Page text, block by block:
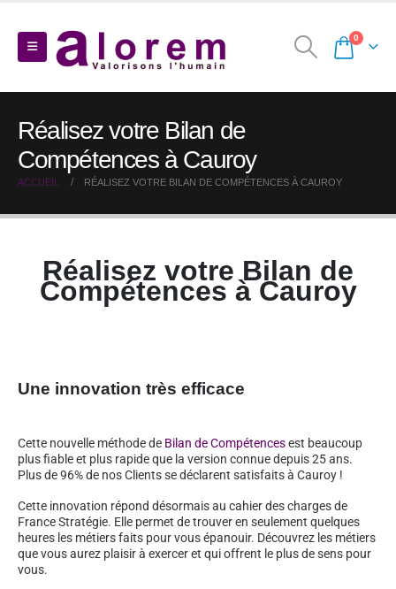
0
Réalisez votre Bilan de
Compétences à Cauroy
ACCUEIL RÉALISEZ VOTRE BILAN DE COMPÉTENCES À CAUROY
Réalisez votre Bilan de
Compétences à Cauroy
Une innovation très efficace
Cette nouvelle méthode de Bilan de Compétencesest beaucoup
plus fiable et plus rapide que la version connue depuis 25 ans.
Plus de 96% de nos Clients se déclarent satisfaits à Cauroy !
Cette innovation répond désormais au cahier des charges de
France Stratégie. Elle permet de trouver en seulement quelques
heures les métiers faits pour vous épanouir. Découvrez les métiers
que vous aurez plaisir à exercer et qui offrent le plus de sens pour
vous.